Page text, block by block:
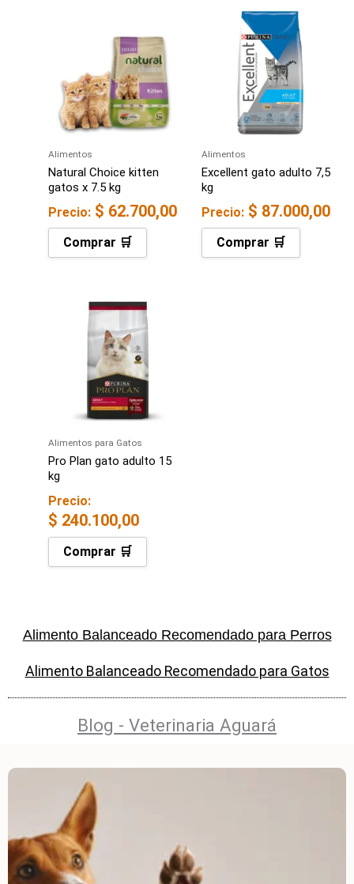
Alimentos
Natural Choice kitten
gatos x 7.5 kg
Precio: $ 62.700,00
Comprar 🛒
Alimentos
Excellent gato adulto 7,5
kg
Precio: $ 87.000,00
Comprar 🛒
Alimentos para Gatos
Pro Plan gato adulto 15
kg
Precio:
$ 240.100,00
Comprar 🛒
Alimento Balanceado Recomendado para Perros
Alimento Balanceado Recomendado para Gatos
Blog - Veterinaria Aguará